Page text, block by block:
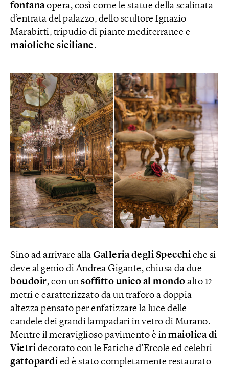
fontanaopera, così come le statue della scalinata
d’entrata del palazzo, dello scultore Ignazio
Marabitti, tripudio di piante mediterranee e
maioliche siciliane.
Sino ad arrivare alla Galleria degli Specchiche si
deve al genio di Andrea Gigante, chiusa da due
boudoir, con un soffitto unico al mondo alto 12
metri e caratterizzato da un traforo a doppia
altezza pensato per enfatizzare la luce delle
candele dei grandi lampadari in vetro di Murano.
Mentre il meraviglioso pavimento è in maiolica di
Vietridecorato con le Fatiche d’Ercole ed celebri
gattopardied è stato completamente restaurato